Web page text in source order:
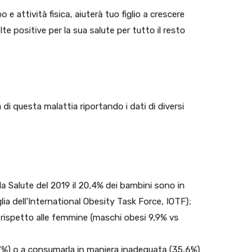
e attività fisica, aiuterà tuo figlio a crescere
positive per la sua salute per tutto il resto
di questa malattia riportando i dati di diversi
Salute del 2019 il 20,4% dei bambini sono in
dell’International Obesity Task Force, IOTF);
alle femmine (maschi obesi 9,9% vs
o a consumarla in maniera inadeguata (35,6%)